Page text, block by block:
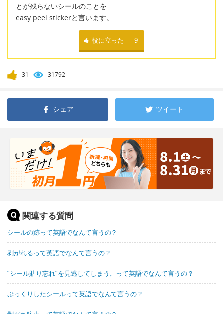
とが残らないシールのことを
easy peel stickerと言います。
役に立った 9
31 31792
シェア ツイート
関連する質問
シールの跡って英語でなんて言うの？
剥がれるって英語でなんて言うの？
”シール貼り忘れ”を見逃してしまう。って英語でなんて言うの？
ぷっくりしたシールって英語でなんて言うの？